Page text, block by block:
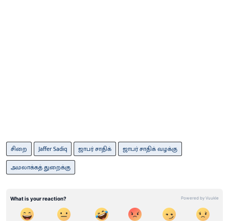
சிறை Jaffer Sadiq ஜாபர் சாதிக்
ஜாபர் சாதிக் வழக்கு
அமலாக்கத் துறைக்கு